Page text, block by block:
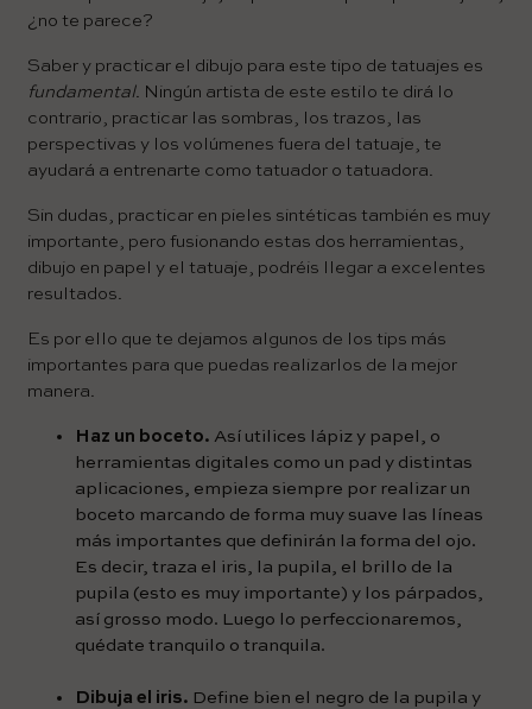
¿no te parece?
Saber y practicar el dibujo para este tipo de tatuajes es
fundamental. Ningún artista de este estilo te dirá lo
contrario, practicar las sombras, los trazos, las
perspectivas y los volúmenes fuera del tatuaje, te
ayudará a entrenarte como tatuador o tatuadora.
Sin dudas, practicar en pieles sintéticas también es muy
importante, pero fusionando estas dos herramientas,
dibujo en papel y el tatuaje, podréis llegar a excelentes
resultados.
Es por ello que te dejamos algunos de los tips más
importantes para que puedas realizarlos de la mejor
manera.
Haz un boceto. Así utilices lápiz y papel, o
herramientas digitales como un pad y distintas
aplicaciones, empieza siempre por realizar un
boceto marcando de forma muy suave las líneas
más importantes que definirán la forma del ojo.
Es decir, traza el iris, la pupila, el brillo de la
pupila (esto es muy importante) y los párpados,
así grosso modo. Luego lo perfeccionaremos,
quédate tranquilo o tranquila.
Dibuja el iris. Define bien el negro de la pupila y